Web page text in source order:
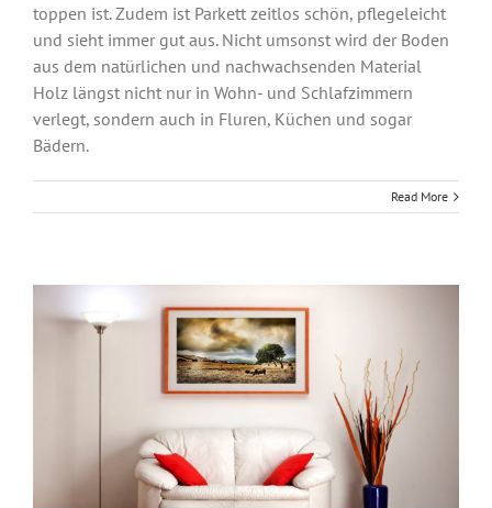
toppen ist. Zudem ist Parkett zeitlos schön, pflegeleicht
und sieht immer gut aus. Nicht umsonst wird der Boden
aus dem natürlichen und nachwachsenden Material
Holz längst nicht nur in Wohn- und Schlafzimmern
verlegt, sondern auch in Fluren, Küchen und sogar
Bädern.
Read More